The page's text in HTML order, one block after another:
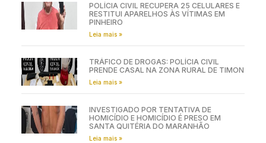
POLÍCIA CIVIL RECUPERA 25 CELULARES E
RESTITUI APARELHOS ÀS VÍTIMAS EM
PINHEIRO
Leia mais »
TRÁFICO DE DROGAS: POLÍCIA CIVIL
PRENDE CASAL NA ZONA RURAL DE TIMON
Leia mais »
INVESTIGADO POR TENTATIVA DE
HOMICÍDIO E HOMICÍDIO É PRESO EM
SANTA QUITÉRIA DO MARANHÃO
Leia mais »